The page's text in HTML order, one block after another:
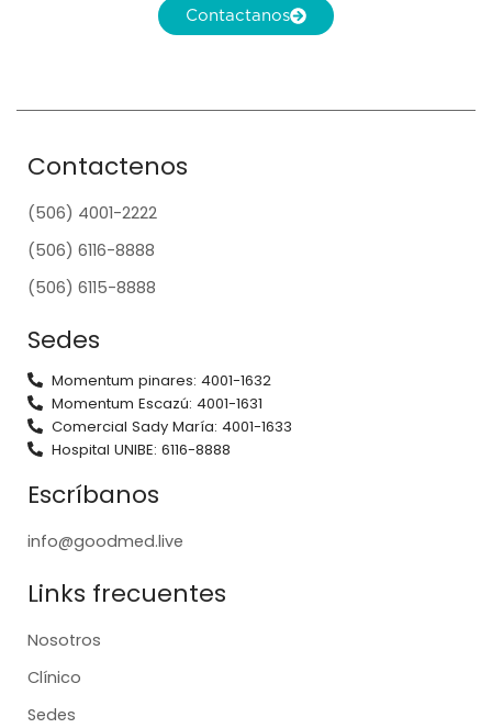
Contactanos
Contactenos
(506) 4001-2222
(506) 6116-8888
(506) 6115-8888
Sedes
Momentum pinares: 4001-1632
Momentum Escazú: 4001-1631
Comercial Sady María: 4001-1633
Hospital UNIBE: 6116-8888
Escríbanos
info@goodmed.live
Links frecuentes
Nosotros
Clínico
Sedes